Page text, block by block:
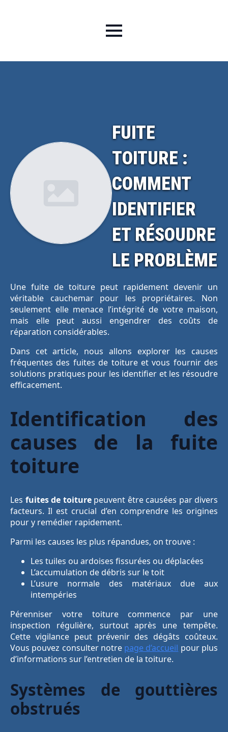
FUITE
TOITURE :
COMMENT
IDENTIFIER
ET RÉSOUDRE
LE PROBLÈME
Une fuite de toiture peut rapidement devenir un
véritable cauchemar pour les propriétaires. Non
seulement elle menace l’intégrité de votre maison,
mais elle peut aussi engendrer des coûts de
réparation considérables.
Dans cet article, nous allons explorer les causes
fréquentes des fuites de toiture et vous fournir des
solutions pratiques pour les identifier et les résoudre
efficacement.
Identification des
causes de la fuite
toiture
Les fuites de toiturepeuvent être causées par divers
facteurs. Il est crucial d’en comprendre les origines
pour y remédier rapidement.
Parmi les causes les plus répandues, on trouve :
Les tuiles ou ardoises fissurées ou déplacées
L’accumulation de débris sur le toit
L’usure normale des matériaux due aux
intempéries
Pérenniser votre toiture commence par une
inspection régulière, surtout après une tempête.
Cette vigilance peut prévenir des dégâts coûteux.
Vous pouvez consulter notre page d’accueil pour plus
d’informations sur l’entretien de la toiture.
Systèmes de gouttières
obstrués